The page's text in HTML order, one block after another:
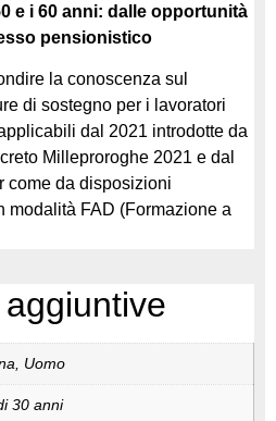
e i 60 anni: dalle opportunità
pensionistico
la conoscenza sul
di sostegno per i lavoratori
dal 2021 introdotte da
Milleproroghe 2021 e dal
come da disposizioni
modalità FAD (Formazione a
Uomo
30 anni